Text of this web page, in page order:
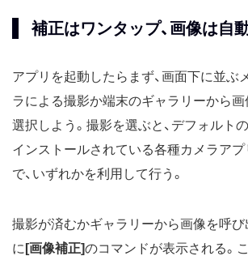
補正はワンタップ、画像は自
アプリを起動したらまず、画面下に並ぶ
ラによる撮影か端末のギャラリーから
選択しよう。撮影を選ぶと、デフォルト
インストールされている各種カメラア
で、いずれかを利用して行う。
撮影が済むかギャラリーから画像を呼び
に [画像補正]のコマンドが表示される。